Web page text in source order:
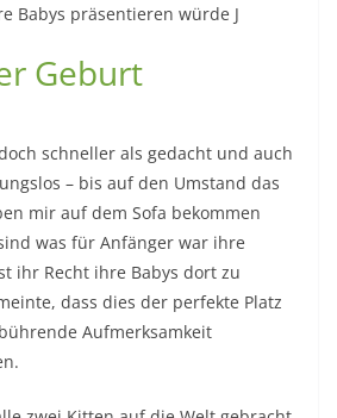
Babys präsentieren würde J
Geburt
schneller als gedacht und auch
– bis auf den Umstand das
mir auf dem Sofa bekommen
was für Anfänger war ihre
ihr Recht ihre Babys dort zu
dass dies der perfekte Platz
Aufmerksamkeit